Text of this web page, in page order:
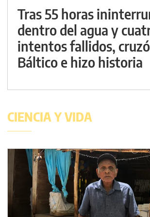
Tras 55 horas
dentro del agua y
intentos fallidos,
Báltico e hizo historia
CIENCIA Y VIDA